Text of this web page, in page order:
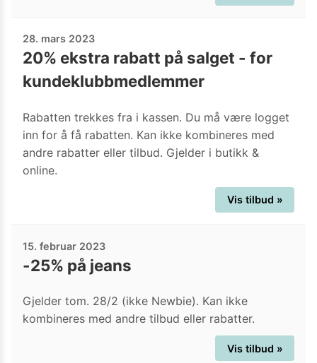
28. mars 2023
20% ekstra rabatt på salget - for
kundeklubbmedlemmer
Rabatten trekkes fra i kassen. Du må være logget
inn for å få rabatten. Kan ikke kombineres med
andre rabatter eller tilbud. Gjelder i butikk &
online.
Vis tilbud »
15. februar 2023
-25% på jeans
Gjelder tom. 28/2 (ikke Newbie). Kan ikke
kombineres med andre tilbud eller rabatter.
Vis tilbud »